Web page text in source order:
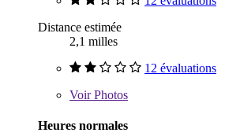
Distance estimée
2,1 milles
12 évaluations
VoirPhotos
Heures normales